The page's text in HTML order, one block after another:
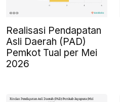
Realisasi Pendapatan
Asli Daerah (PAD)
Pemkot Tual per Mei
2026